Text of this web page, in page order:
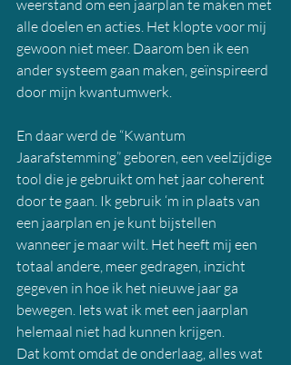
weerstand om een jaarplan te maken met
alle doelen en acties. Het klopte voor mij
gewoon niet meer. Daarom ben ik een
ander systeem gaan maken, geïnspireerd
door mijn kwantumwerk.
En daar werd de “Kwantum
Jaarafstemming” geboren, een veelzijdige
tool die je gebruikt om het jaar coherent
door te gaan. Ik gebruik ‘m in plaats van
een jaarplan en je kunt bijstellen
wanneer je maar wilt. Het heeft mij een
totaal andere, meer gedragen, inzicht
gegeven in hoe ik het nieuwe jaar ga
bewegen. Iets wat ik met een jaarplan
helemaal niet had kunnen krijgen.
Dat komt omdat de onderlaag, alles wat